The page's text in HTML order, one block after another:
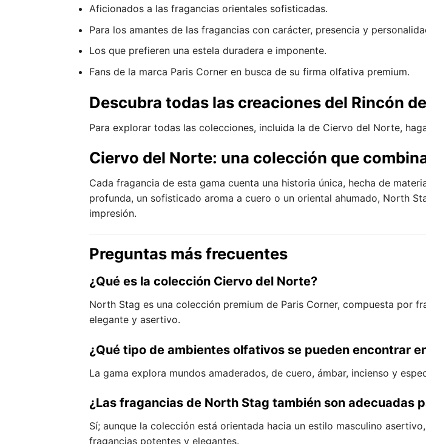
Aficionados a las fragancias orientales sofisticadas.
Para los amantes de las fragancias con carácter, presencia y
Los que prefieren una estela duradera e imponente.
Fans de la marca Paris Corner en busca de su firma olfativa premium.
Descubra todas las creaciones del Rincón
Para explorar todas las colecciones, incluida la de Ciervo del Norte,
Ciervo del Norte: una colección que
Cada fragancia de esta gama cuenta una historia única, hecha de
profunda, un sofisticado aroma a cuero o un oriental ahumado, North
impresión.
Preguntas más frecuentes
¿Qué es la colección Ciervo del Norte?
North Stag es una colección premium de Paris Corner, compuesta por
elegante y asertivo.
¿Qué tipo de ambientes olfativos se pueden encontrar
La gama explora mundos amaderados, de cuero, ámbar, incienso y
¿Las fragancias de North Stag también son adecuadas
Sí; aunque la colección está orientada hacia un estilo masculino
fragancias potentes y elegantes.